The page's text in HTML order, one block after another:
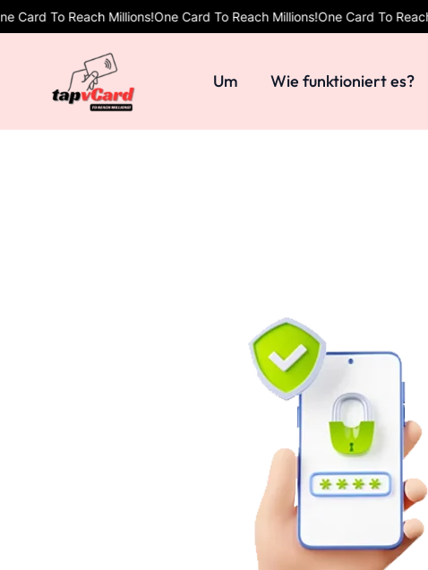
Reach Millions!One Card To Reach Millions!One Card To Reach Millions!
Um Wie funktioniert es?